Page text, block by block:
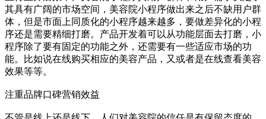
其具有广阔的市场空间，美容院小程序做出来之后不缺用户群
体，但是市面上同质化的小程序越来越多，要做差异化的小程
序还是需要精细打磨。产品开发着可以从功能层面去打磨，小
程序除了要有固定的功能之外，还需要有一些适应市场的功
能。比如说在线购买相应的美容产品，又或者是在线查看美容
效果等等。
注重品牌口碑营销效益